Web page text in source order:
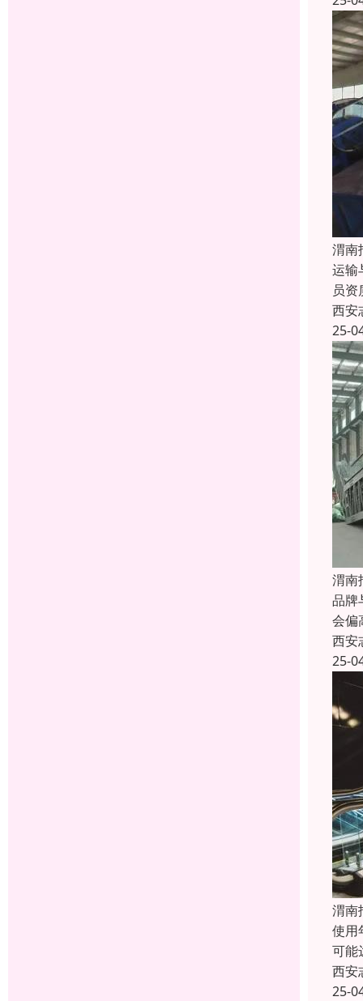
渭南
运输
员
西安
25-
渭南
品牌
会偏
西安
25-
渭南
使用
可能
西安
25-